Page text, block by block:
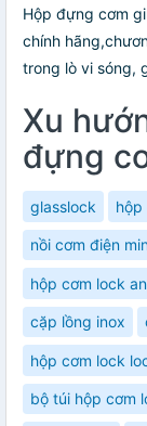
Hộp đựng cơm
chính
trong lò vi sóng,
Xu
đựng
glasslock hộp
nồi cơm điện
hộp cơm lock
cặp lồng inox
hộp cơm lock
bộ túi hộp cơm